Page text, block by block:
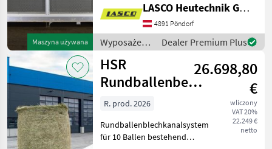
Maszyna używana
Kältemittel R407C -
Temperatur und feuchte
gesteuert - Für
Stockgrössen 80 bis 100m2
LASCO Heutechnik GmbH
4891 Pöndorf
Wyposażenia
stajne i
ogrodowe /
HSR
Dealer Premium Plus
HSR
Rundballenbelüftung
für 10 Ballen
26.698,80
€
wliczony
VAT 20%
22.249 €
netto
R. prod. 2026
Rundballenblechkanalsystem
für 10 Ballen bestehend